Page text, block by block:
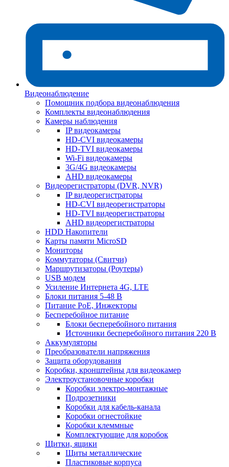
Видеонаблюдение
Помощник подбора видеонаблюдения
Комплекты видеонаблюдения
Камеры наблюдения
IP видеокамеры
HD-CVI видеокамеры
HD-TVI видеокамеры
Wi-Fi видеокамеры
3G/4G видеокамеры
AHD видеокамеры
Видеорегистраторы (DVR, NVR)
IP видеорегистраторы
HD-CVI видеорегистраторы
HD-TVI видеорегистраторы
AHD видеорегистраторы
HDD Накопители
Карты памяти MicroSD
Мониторы
Коммутаторы (Свитчи)
Маршрутизаторы (Роутеры)
USB модем
Усиление Интернета 4G, LTE
Блоки питания 5-48 В
Питание PoE, Инжекторы
Бесперебойное питание
Блоки бесперебойного питания
Источники бесперебойного питания 220 В
Аккумуляторы
Преобразователи напряжения
Защита оборудования
Коробки, кронштейны для видеокамер
Электроустановочные коробки
Коробки электро-монтажные
Подрозетники
Коробки для кабель-канала
Коробки огнестойкие
Коробки клеммные
Комплектующие для коробок
Щитки, ящики
Щиты металлические
Пластиковые корпуса